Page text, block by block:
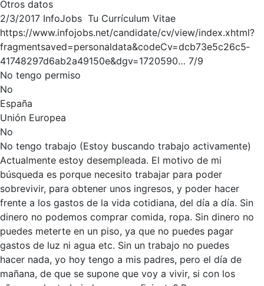
Otros datos
2/3/2017 InfoJobs ­ Tu Currículum Vitae
https://www.infojobs.net/candidate/cv/view/index.xhtml?
fragment­saved=personal­data&codeCv=dcb73e5c­26c5­
4174­8297­d6ab2a49150e&dgv=1720590… 7/9
No tengo permiso
No
España
Unión Europea
No
No tengo trabajo (Estoy buscando trabajo activamente)
Actualmente estoy desempleada. El motivo de mi
búsqueda es porque necesito trabajar para poder
sobrevivir, para obtener unos ingresos, y poder hacer
frente a los gastos de la vida cotidiana, del día a día. Sin
dinero no podemos comprar comida, ropa. Sin dinero no
puedes meterte en un piso, ya que no puedes pagar
gastos de luz ni agua etc. Sin un trabajo no puedes
hacer nada, yo hoy tengo a mis padres, pero el día de
mañana, de que se supone que voy a vivir, si con los